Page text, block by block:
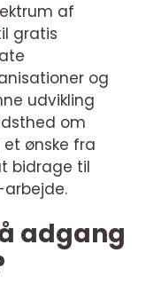
af
gratis
og
udvikling
om
ønske fra
bidrage til
adgang